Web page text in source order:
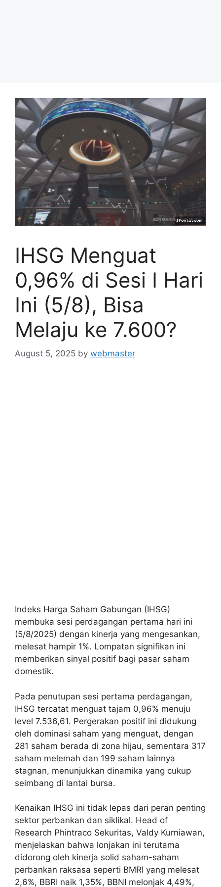
IHSG Menguat
0,96% di Sesi I Hari
Ini (5/8), Bisa
Melaju ke 7.600?
August 5, 2025 by webmaster
Indeks Harga Saham Gabungan (IHSG)
membuka sesi perdagangan pertama hari ini
(5/8/2025) dengan kinerja yang mengesankan,
melesat hampir 1%. Lompatan signifikan ini
memberikan sinyal positif bagi pasar saham
domestik.
Pada penutupan sesi pertama perdagangan,
IHSG tercatat menguat tajam 0,96% menuju
level 7.536,61. Pergerakan positif ini didukung
oleh dominasi saham yang menguat, dengan
281 saham berada di zona hijau, sementara 317
saham melemah dan 199 saham lainnya
stagnan, menunjukkan dinamika yang cukup
seimbang di lantai bursa.
Kenaikan IHSG ini tidak lepas dari peran penting
sektor perbankan dan siklikal. Head of
Research Phintraco Sekuritas, Valdy Kurniawan,
menjelaskan bahwa lonjakan ini terutama
didorong oleh kinerja solid saham-saham
perbankan raksasa seperti BMRI yang melesat
2,6%, BBRI naik 1,35%, BBNI melonjak 4,49%,